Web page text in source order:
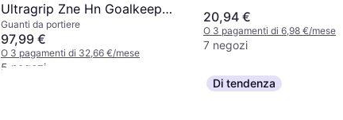
Ultragrip Zne Hn Goalkeeper
Gloves
Guanti da portiere
97,99 €
O 3 pagamenti di 32,66 €/mese
5 negozi
20,94 €
O 3 pagamenti di 6,98 €/mese
7 negozi
Di tendenza